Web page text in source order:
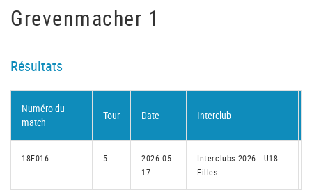
Grevenmacher 1
Résultats
Numéro du
match
Tour Date Interclub
18F016 5
2026-05-
17
Interclubs 2026 - U18
Filles